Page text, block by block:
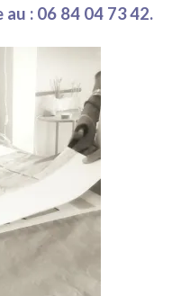
au : 06 84 04 7342.